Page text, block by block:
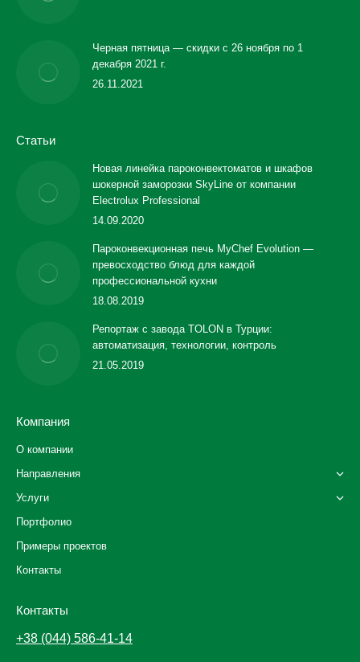
Черная пятница — скидки с 26 ноября по 1
декабря 2021 г.
26.11.2021
Статьи
Новая линейка пароконвектоматов и шкафов
шокерной заморозки SkyLine от компании
Electrolux Professional
14.09.2020
Пароконвекционная печь MyChef Evolution —
превосходство блюд для каждой
профессиональной кухни
18.08.2019
Репортаж с завода TOLON в Турции:
автоматизация, технологии, контроль
21.05.2019
Компания
О компании
Направления
Услуги
Портфолио
Примеры проектов
Контакты
Контакты
+38 (044) 586-41-14